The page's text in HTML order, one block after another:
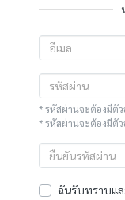
* รหัสผ่านจะต้องมีตั
* รหัสผ่านจะต้องมีตั
ฉันรับทราบแ